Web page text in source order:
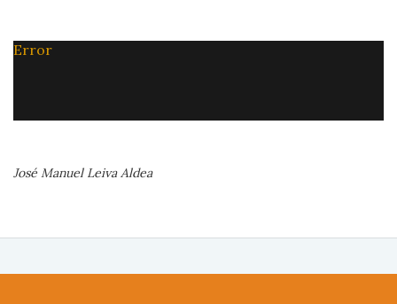
Error
José Manuel Leiva Aldea